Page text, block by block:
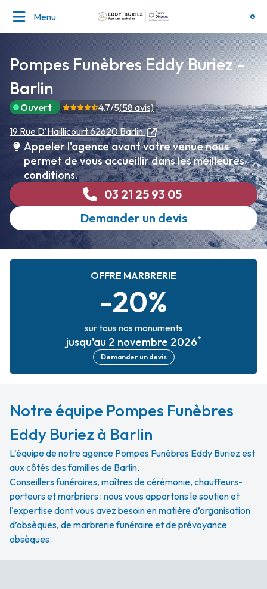
Menu
Pompes Funèbres Eddy Buriez -
Barlin
Ouvert 4.7/5(58avis)
19 Rue D'Haillicourt62620 Barlin
03 21 25 93 05
Demander un devis
Appeler l'agence avant votre venue nous
permet de vous accueillir dans les meilleures
conditions.
OFFRE MARBRERIE
-20%
sur tous nos monuments
jusqu'au 2 novembre 2026*
Demander un devis
Notre équipe Pompes Funèbres
Eddy Buriez à Barlin
L'équipe de notre agence Pompes Funèbres Eddy Buriez est
aux côtés des familles de Barlin.
Conseillers funéraires, maîtres de cérémonie, chauffeurs-
porteurs et marbriers : nous vous apportons le soutien et
l'expertise dont vous avez besoin en matière d’organisation
d’obsèques, de marbrerie funéraire et de prévoyance
obsèques.